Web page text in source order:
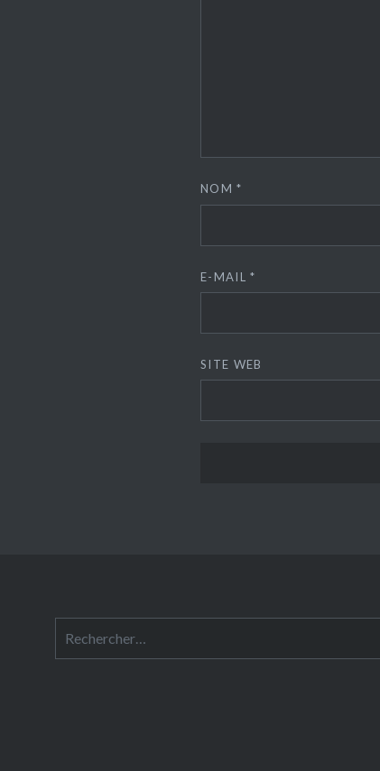
NOM*
E-MAIL*
SITE WEB